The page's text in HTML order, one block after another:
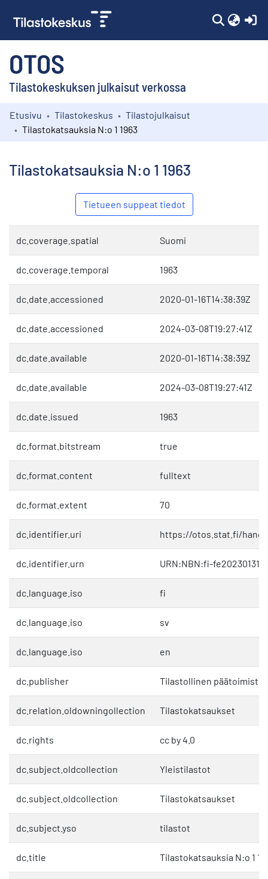
OTOS
Tilastokeskuksen julkaisut verkossa
Kokoelmat
Etusivu Tilastokeskus
Tilastojulkaisut
Tilastokatsauksia N:o 1 1963
Tilastokatsauksia N:o 1 1963
Tietueen suppeat tiedot
dc.coverage.spatial Suomi
dc.coverage.temporal 1963
dc.date.accessioned 2020-01-16T14:38:39Z
dc.date.accessioned 2024-03-08T19:27:41Z
dc.date.available 2020-01-16T14:38:39Z
dc.date.available 2024-03-08T19:27:41Z
dc.date.issued 1963
dc.format.bitstream true
dc.format.content fulltext
dc.format.extent 70
dc.identifier.uri https://otos.stat.fi/
dc.identifier.urn URN:NBN:fi-
dc.language.iso fi
dc.language.iso sv
dc.language.iso en
dc.publisher Tilastollinen päätoimisto
dc.relation.oldowningollection Tilastokatsaukset
dc.rights cc by 4.0
dc.subject.oldcollection Yleistilastot
dc.subject.oldcollection Tilastokatsaukset
dc.subject.yso tilastot
dc.title Tilastokatsauksia N:o 1